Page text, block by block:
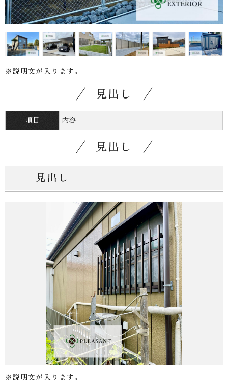
※説明文が入ります。
見出し
項目 内容
見出し
見出し
※説明文が入ります。